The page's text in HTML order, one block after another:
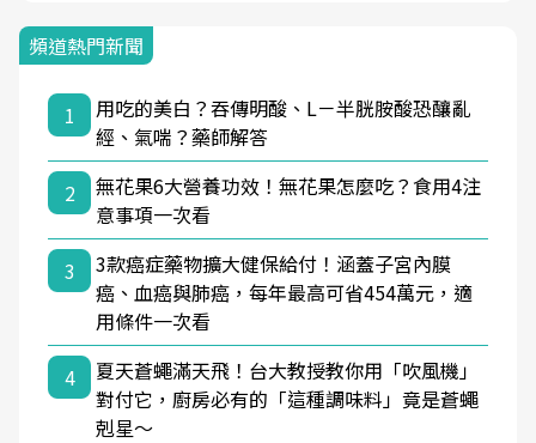
頻道熱門新聞
1
用吃的美白？吞傳明酸、L－半胱胺酸恐釀亂
經、氣喘？藥師解答
2
無花果6大營養功效！無花果怎麼吃？食用4注
意事項一次看
3
3款癌症藥物擴大健保給付！涵蓋子宮內膜
癌、血癌與肺癌，每年最高可省454萬元，適
用條件一次看
4
夏天蒼蠅滿天飛！台大教授教你用「吹風機」
對付它，廚房必有的「這種調味料」竟是蒼蠅
剋星～